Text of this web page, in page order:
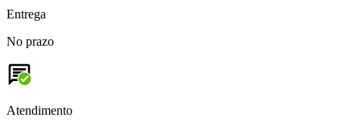
Entrega
No prazo
Atendimento